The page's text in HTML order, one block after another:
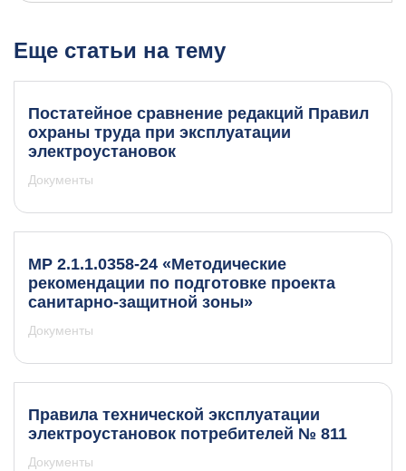
Еще статьи на тему
Постатейное сравнение редакций Правил
охраны труда при эксплуатации
электроустановок
Документы
МР 2.1.1.0358-24 «Методические
рекомендации по подготовке проекта
санитарно-защитной зоны»
Документы
Правила технической эксплуатации
электроустановок потребителей № 811
Документы